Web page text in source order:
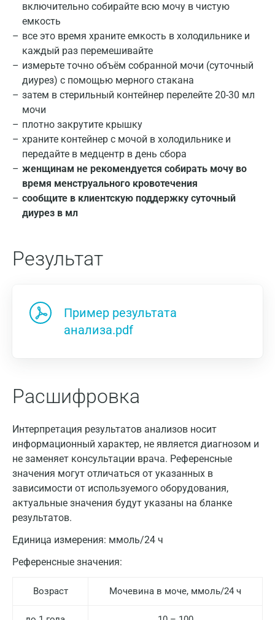
включительно собирайте всю мочу в чистую
емкость
все это время храните емкость в холодильнике и
каждый раз перемешивайте
измерьте точно объём собранной мочи (суточный
диурез) с помощью мерного стакана
затем в стерильный контейнер перелейте 20-30 мл
мочи
плотно закрутите крышку
храните контейнер с мочой в холодильнике и
передайте в медцентр в день сбора
женщинам не рекомендуется собирать мочу во
время менструального кровотечения
сообщите в клиентскую поддержку суточный
диурез в мл
Результат
Пример результата
анализа.pdf
Расшифровка
Интерпретация результатов анализов носит
информационный характер, не является диагнозом и
не заменяет консультации врача. Референсные
значения могут отличаться от указанных в
зависимости от используемого оборудования,
актуальные значения будут указаны на бланке
результатов.
Единица измерения: ммоль/24 ч
Референсные значения:
Возраст Мочевина в моче, ммоль/24 ч